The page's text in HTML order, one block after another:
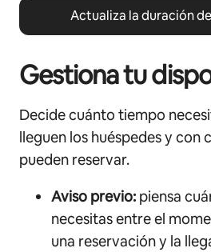
Actualiza la duración
Gestiona tu
Decide cuánto tiempo
lleguen los huéspedes y con
pueden reservar.
Aviso previo: piensa
necesitas entre el
una reservación y la